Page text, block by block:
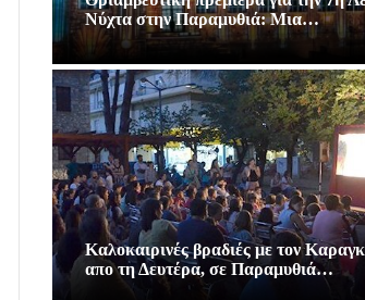
Νύχτα στην Παραμυθιά: Μια…
Καλοκαιρινές βραδιές με τον
απο τη Δευτέρα, σε Παραμυθιά…